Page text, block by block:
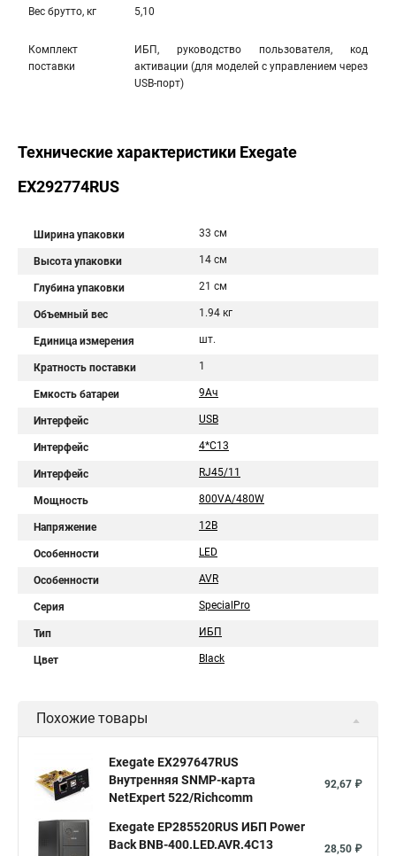
Вес брутто, кг 5,10
Комплект
поставки
ИБП, руководство пользователя, код
активации (для моделей с управлением через
USB-порт)
Технические характеристики Exegate
EX292774RUS
Ширина упаковки 33 см
Высота упаковки 14 см
Глубина упаковки 21 см
Объемный вес 1.94 кг
Единица измерения шт.
Кратность поставки 1
Емкость батареи 9Aч
Интерфейс USB
Интерфейс 4*C13
Интерфейс RJ45/11
Мощность 800VA/480W
Напряжение 12В
Особенности LED
Особенности AVR
Серия SpecialPro
Тип ИБП
Цвет Black
Похожие товары
Exegate EX297647RUS
Внутренняя SNMP-карта
NetExpert 522/Richcomm
92,67 ₽
Exegate EP285520RUS ИБП Power
Back BNB-400.LED.AVR.4C13
28,50 ₽